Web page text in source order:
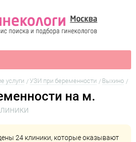
услуги УЗИ при беременности Выхино
на м.
24 клиники, которые оказывают